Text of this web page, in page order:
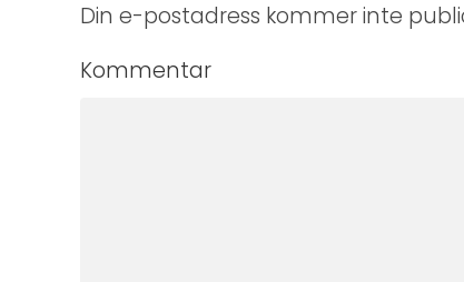
Din e-postadress kommer inte
Kommentar